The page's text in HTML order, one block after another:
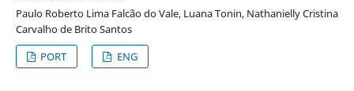
Paulo Roberto Lima Falcão do Vale, Luana Tonin, Nathanielly Cristina
Carvalho de Brito Santos
PORT
ENG